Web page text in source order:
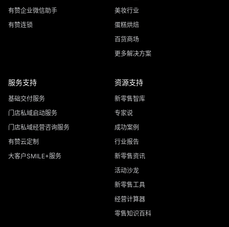
有赞企业微信助手
有赞连锁
美妆行业
蛋糕烘焙
百货商场
更多解决方案
服务支持
基础交付服务
门店私域启动服务
门店私域经营咨询服务
有赞云定制
大客户SMILE+服务
资源支持
新零售智库
专家说
成功案例
行业报告
新零售资讯
活动沙龙
新零售工具
经营计算器
零售知识百科